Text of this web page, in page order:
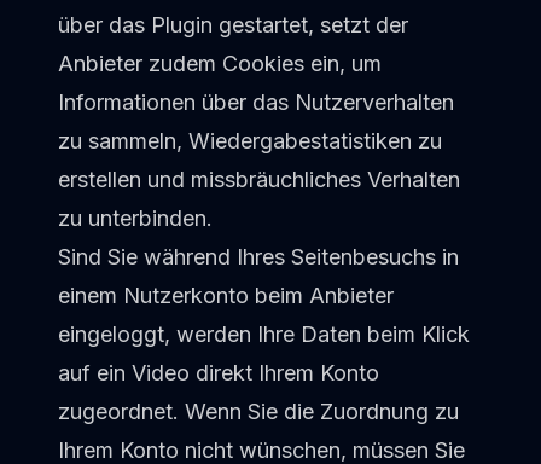
über das Plugin gestartet, setzt der
Anbieter zudem Cookies ein, um
Informationen über das Nutzerverhalten
zu sammeln, Wiedergabestatistiken zu
erstellen und missbräuchliches Verhalten
zu unterbinden.
Sind Sie während Ihres Seitenbesuchs in
einem Nutzerkonto beim Anbieter
eingeloggt, werden Ihre Daten beim Klick
auf ein Video direkt Ihrem Konto
zugeordnet. Wenn Sie die Zuordnung zu
Ihrem Konto nicht wünschen, müssen Sie